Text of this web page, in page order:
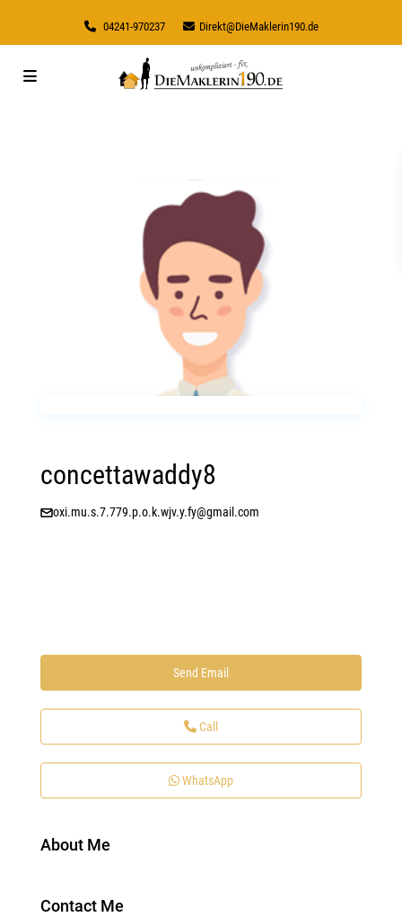
04241-970237 Direkt@DieMaklerin190.de
concettawaddy8
oxi.mu.s.7.779.p.o.k.wjv.y.fy@gmail.com
Send Email
Call
WhatsApp
About Me
Contact Me